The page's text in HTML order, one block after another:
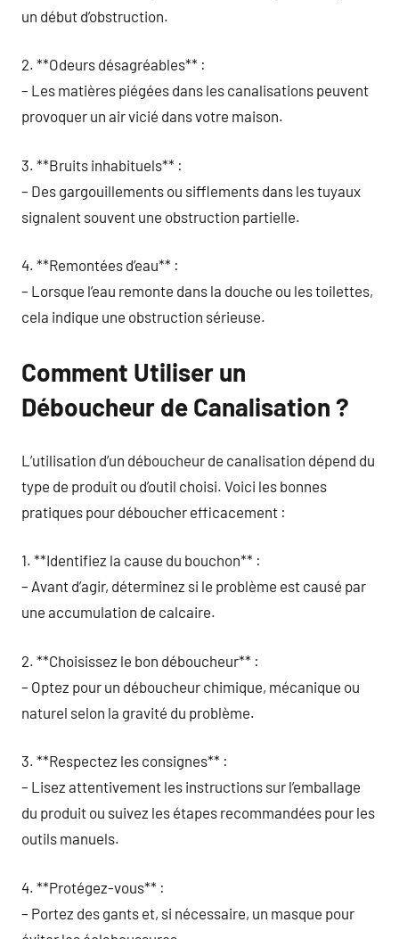
un début d’obstruction.
2. **Odeurs désagréables** :
– Les matières piégées dans les canalisations peuvent
provoquer un air vicié dans votre maison.
3. **Bruits inhabituels** :
– Des gargouillements ou sifflements dans les tuyaux
signalent souvent une obstruction partielle.
4. **Remontées d’eau** :
– Lorsque l’eau remonte dans la douche ou les toilettes,
cela indique une obstruction sérieuse.
Comment Utiliser un
Déboucheur de Canalisation ?
L’utilisation d’un déboucheur de canalisation dépend du
type de produit ou d’outil choisi. Voici les bonnes
pratiques pour déboucher efficacement :
1. **Identifiez la cause du bouchon** :
– Avant d’agir, déterminez si le problème est causé par
une accumulation de calcaire.
2. **Choisissez le bon déboucheur** :
– Optez pour un déboucheur chimique, mécanique ou
naturel selon la gravité du problème.
3. **Respectez les consignes** :
– Lisez attentivement les instructions sur l’emballage
du produit ou suivez les étapes recommandées pour les
outils manuels.
4. **Protégez-vous** :
– Portez des gants et, si nécessaire, un masque pour